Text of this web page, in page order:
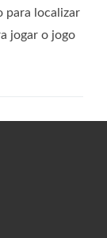
para localizar
jogar o jogo